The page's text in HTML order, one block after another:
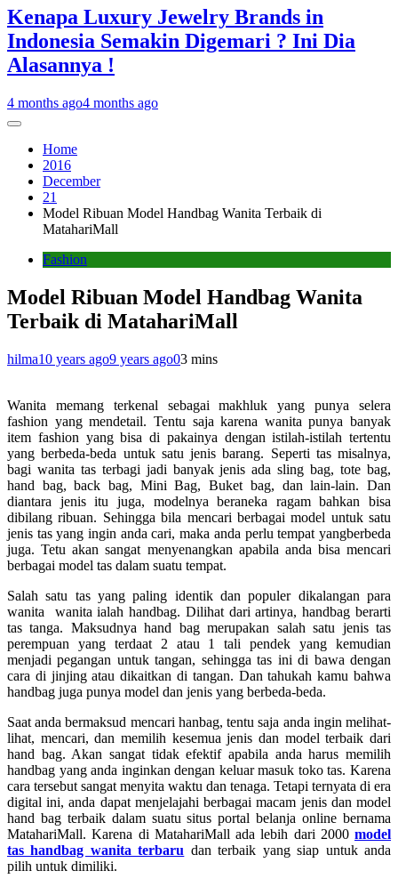
Kenapa Luxury Jewelry Brands in
Indonesia Semakin Digemari ? Ini Dia
Alasannya !
4 months ago4 months ago
Home
2016
December
21
Model Ribuan Model Handbag Wanita Terbaik di
MatahariMall
Fashion
Model Ribuan Model Handbag Wanita
Terbaik di MatahariMall
hilma10 years ago9 years ago03 mins
Wanita memang terkenal sebagai makhluk yang punya selera
fashion yang mendetail. Tentu saja karena wanita punya banyak
item fashion yang bisa di pakainya dengan istilah-istilah tertentu
yang berbeda-beda untuk satu jenis barang. Seperti tas misalnya,
bagi wanita tas terbagi jadi banyak jenis ada sling bag, tote bag,
hand bag, back bag, Mini Bag, Buket bag, dan lain-lain. Dan
diantara jenis itu juga, modelnya beraneka ragam bahkan bisa
dibilang ribuan. Sehingga bila mencari berbagai model untuk satu
jenis tas yang ingin anda cari, maka anda perlu tempat yangberbeda
juga. Tetu akan sangat menyenangkan apabila anda bisa mencari
berbagai model tas dalam suatu tempat.
Salah satu tas yang paling identik dan populer dikalangan para
wanita wanita ialah handbag. Dilihat dari artinya, handbag berarti
tas tanga. Maksudnya hand bag merupakan salah satu jenis tas
perempuan yang terdaat 2 atau 1 tali pendek yang kemudian
menjadi pegangan untuk tangan, sehingga tas ini di bawa dengan
cara di jinjing atau dikaitkan di tangan. Dan tahukah kamu bahwa
handbag juga punya model dan jenis yang berbeda-beda.
Saat anda bermaksud mencari hanbag, tentu saja anda ingin melihat-
lihat, mencari, dan memilih kesemua jenis dan model terbaik dari
hand bag. Akan sangat tidak efektif apabila anda harus memilih
handbag yang anda inginkan dengan keluar masuk toko tas. Karena
cara tersebut sangat menyita waktu dan tenaga. Tetapi ternyata di era
digital ini, anda dapat menjelajahi berbagai macam jenis dan model
hand bag terbaik dalam suatu situs portal belanja online bernama
MatahariMall. Karena di MatahariMall ada lebih dari 2000 model
tas handbag wanita terbaru dan terbaik yang siap untuk anda
pilih untuk dimiliki.